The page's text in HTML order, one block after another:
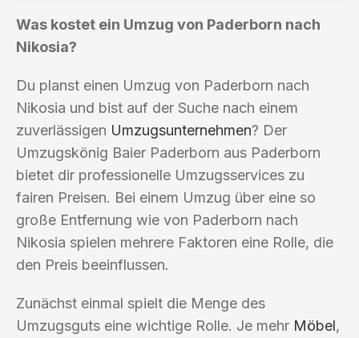
Was kostet ein Umzug von Paderborn nach
Nikosia?
Du planst einen Umzug von Paderborn nach
Nikosia und bist auf der Suche nach einem
zuverlässigen Umzugsunternehmen? Der
Umzugskönig Baier Paderborn aus Paderborn
bietet dir professionelle Umzugsservices zu
fairen Preisen. Bei einem Umzug über eine so
große Entfernung wie von Paderborn nach
Nikosia spielen mehrere Faktoren eine Rolle, die
den Preis beeinflussen.
Zunächst einmal spielt die Menge des
Umzugsguts eine wichtige Rolle. Je mehr Möbel,